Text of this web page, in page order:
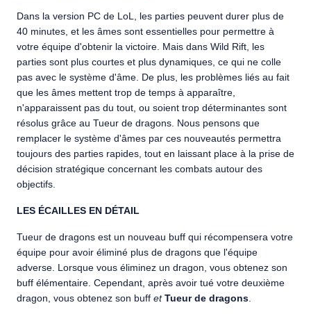
Dans la version PC de LoL, les parties peuvent durer plus de
40 minutes, et les âmes sont essentielles pour permettre à
votre équipe d'obtenir la victoire. Mais dans Wild Rift, les
parties sont plus courtes et plus dynamiques, ce qui ne colle
pas avec le système d'âme. De plus, les problèmes liés au fait
que les âmes mettent trop de temps à apparaître,
n'apparaissent pas du tout, ou soient trop déterminantes sont
résolus grâce au Tueur de dragons. Nous pensons que
remplacer le système d'âmes par ces nouveautés permettra
toujours des parties rapides, tout en laissant place à la prise de
décision stratégique concernant les combats autour des
objectifs.
LES ÉCAILLES EN DÉTAIL
Tueur de dragons est un nouveau buff qui récompensera votre
équipe pour avoir éliminé plus de dragons que l'équipe
adverse. Lorsque vous éliminez un dragon, vous obtenez son
buff élémentaire. Cependant, après avoir tué votre deuxième
dragon, vous obtenez son buff etTueur de dragons